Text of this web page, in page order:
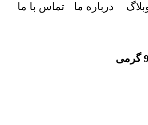
درباره ما تماس با ما